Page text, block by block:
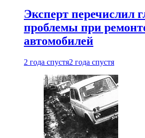
Эксперт перечислил
проблемы при
автомобилей
2 года спустя2 года спустя